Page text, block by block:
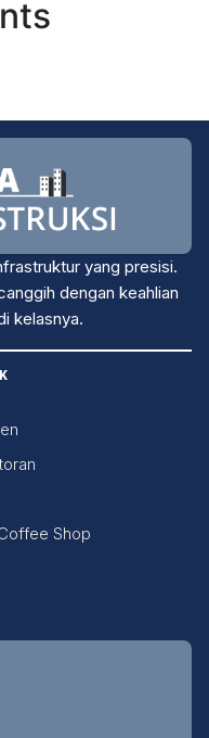
yang presisi.
dengan keahlian
kelasnya.
Shop